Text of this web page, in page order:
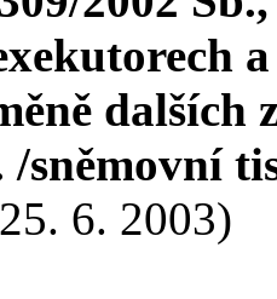
dalších
/sněmovní
6. 2003)